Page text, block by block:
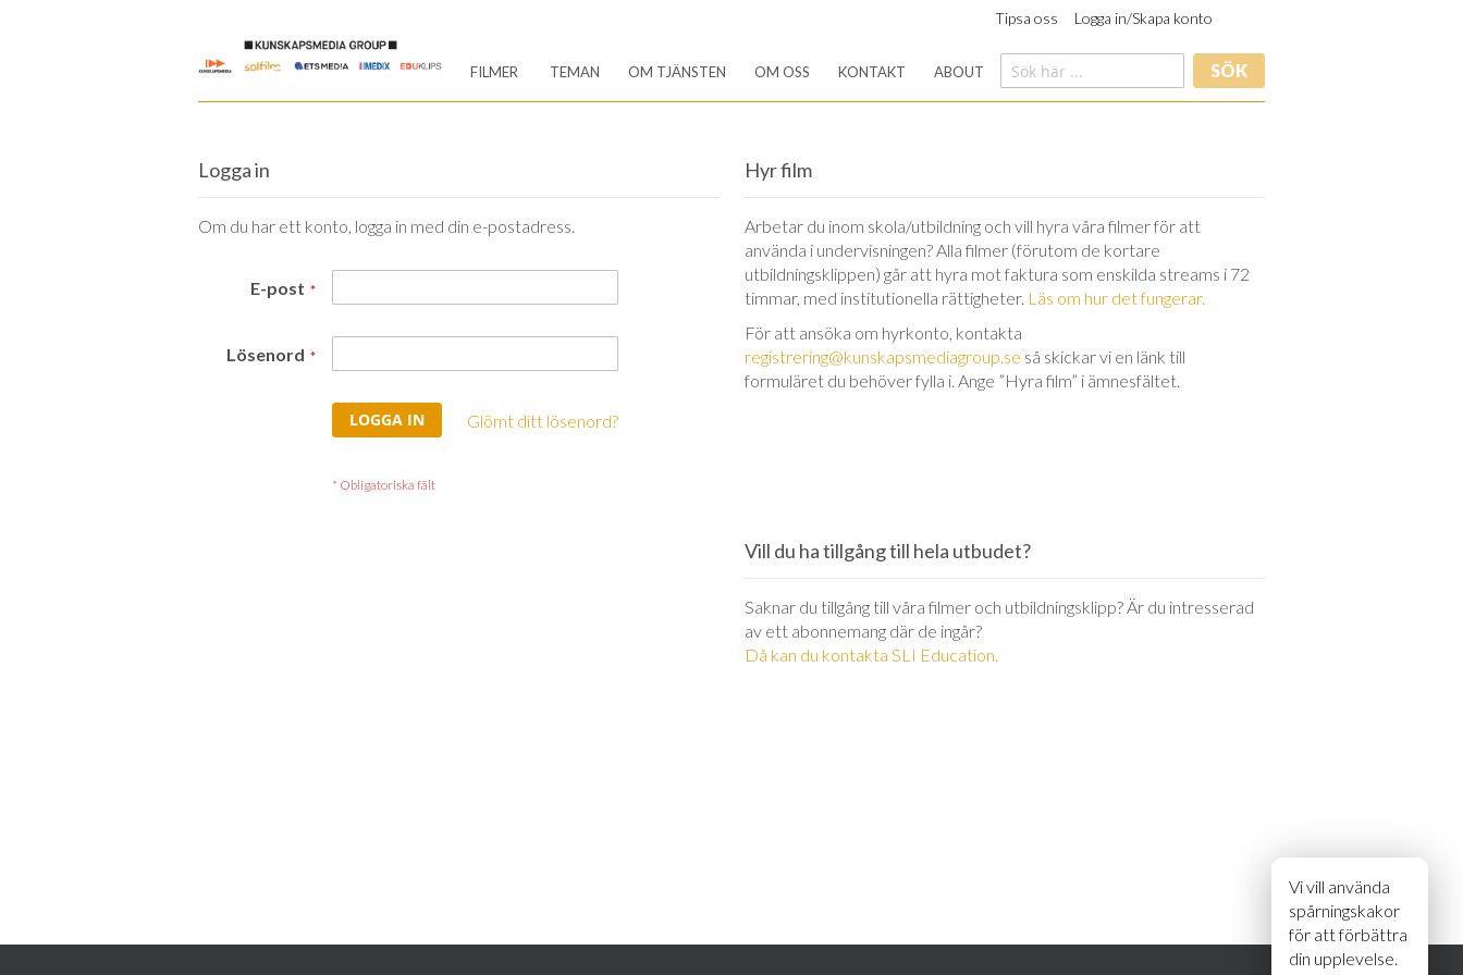
Vi vill använda
spårningskakor
för att förbättra
din upplevelse.
Tipsa oss Logga in/Skapa konto
Content
FILMER TEMAN OM TJÄNSTEN OM OSS KONTAKT ABOUT SÖK
Logga in
Om du har ett konto, logga in med din e-postadress.
E-post
Lösenord
LOGGA IN Glömt ditt lösenord?
Hyr film
Arbetar du inom skola/utbildning och vill hyra våra filmer för att
använda i undervisningen? Alla filmer (förutom de kortare
utbildningsklippen) går att hyra mot faktura som enskilda streams i 72
timmar, med institutionella rättigheter. Läs om hur det fungerar.
För att ansöka om hyrkonto, kontakta
registrering@kunskapsmediagroup.se så skickar vi en länk till
formuläret du behöver fylla i. Ange ”Hyra film” i ämnesfältet.
Vill du ha tillgång till hela utbudet?
Saknar du tillgång till våra filmer och utbildningsklipp? Är du intresserad
av ett abonnemang där de ingår?
Då kan du kontakta SLI Education.